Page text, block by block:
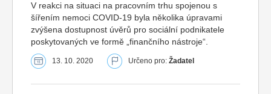
V reakci na situaci na pracovním trhu spojenou s
šířením nemoci COVID-19 byla několika úpravami
zvýšena dostupnost úvěrů pro sociální podnikatele
poskytovaných ve formě „finančního nástroje“.
13. 10. 2020 Určeno pro: Žadatel